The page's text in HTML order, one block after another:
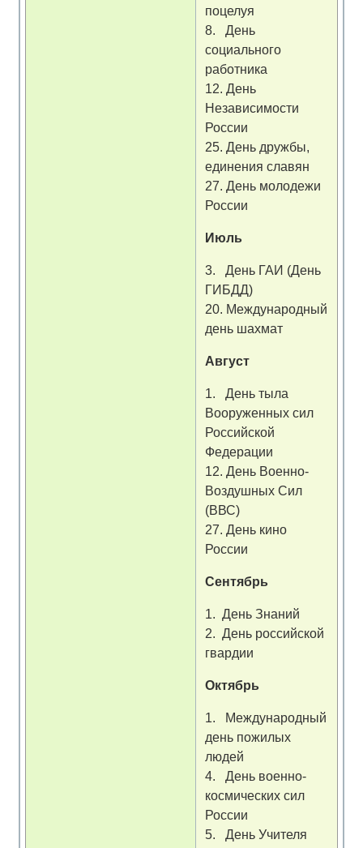
поцелуя
8. День
социального
работника
12. День
Независимости
России
25. День дружбы,
единения славян
27. День молодежи
России
Июль
3. День ГАИ (День
ГИБДД)
20. Международный
день шахмат
Август
1. День тыла
Вооруженных сил
Российской
Федерации
12. День Военно-
Воздушных Сил
(ВВС)
27. День кино
России
Сентябрь
1. День Знаний
2. День российской
гвардии
Октябрь
1. Международный
день пожилых
людей
4. День военно-
космических сил
России
5. День Учителя